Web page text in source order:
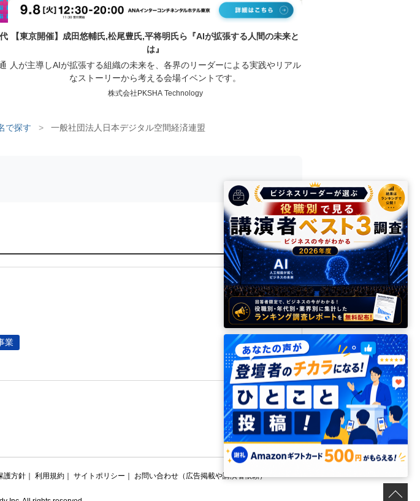
【東京開催】成田悠輔氏,松尾豊氏,平将明氏ら『AIが拡張する人間の未来と
は』
人が主導しAIが拡張する組織の未来を、各界のリーダーによる実践やリアル
なストーリーから考える会場イベントです。
株式会社PKSHA Technology
で探す > 一般社団法人日本デジタル空間経済連盟
業
護方針｜ 利用規約｜ サイトポリシー お問い合わせ（広告掲載や講演者依頼）